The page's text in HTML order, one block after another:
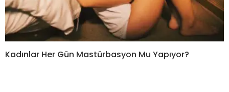
Kadınlar Her Gün Mastürbasyon Mu Yapıyor?